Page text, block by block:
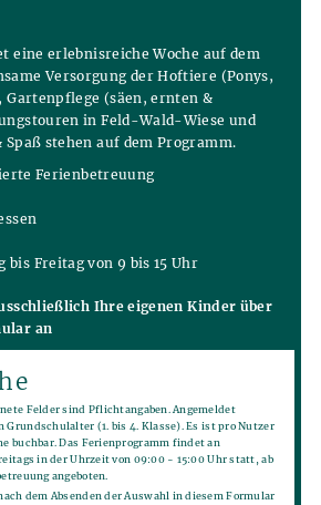
eine erlebnisreiche Woche auf dem
Versorgung der Hoftiere (Ponys,
Gartenpflege (säen, ernten &
in Feld-Wald-Wiese und
Spaß stehen auf dem Programm.
Ferienbetreuung
bis Freitag von 9 bis 15 Uhr
Ihre eigenen Kinder über
an
Felder sind Pflichtangaben. Angemeldet
Grundschulalter (1. bis 4. Klasse). Es ist pro Nutzer
buchbar. Das Ferienprogramm findet an
in der Uhrzeit von 09:00 - 15:00 Uhr statt, ab
angeboten.
dem Absenden der Auswahl in diesem Formular